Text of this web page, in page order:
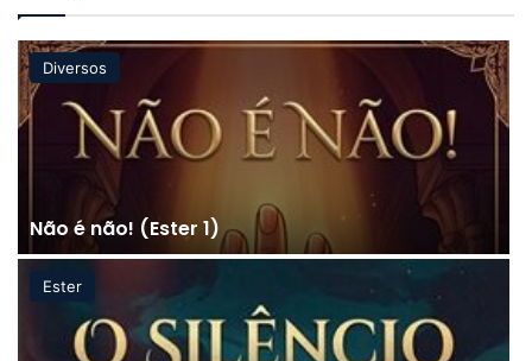
Diversos
Não é não! (Ester 1)
Ester